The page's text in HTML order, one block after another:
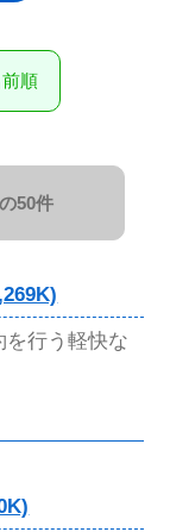
順
50件
行う軽快な